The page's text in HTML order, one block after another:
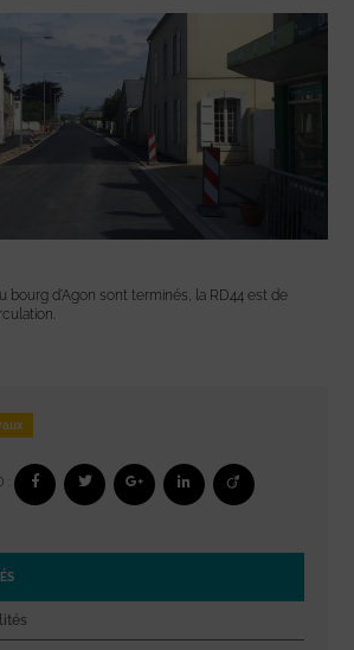
bourg d’Agon sont terminés, la RD44 est de
: